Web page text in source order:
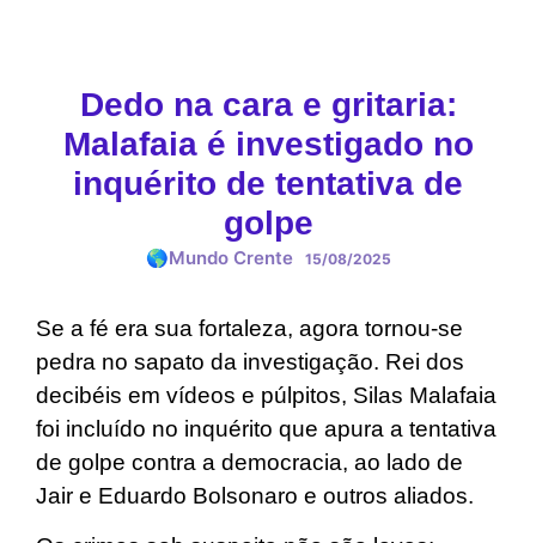
Dedo na cara e gritaria:
Malafaia é investigado no
inquérito de tentativa de
golpe
🌎Mundo Crente 15/08/2025
Se a fé era sua fortaleza, agora tornou-se
pedra no sapato da investigação. Rei dos
decibéis em vídeos e púlpitos, Silas Malafaia
foi incluído no inquérito que apura a tentativa
de golpe contra a democracia, ao lado de
Jair e Eduardo Bolsonaro e outros aliados.